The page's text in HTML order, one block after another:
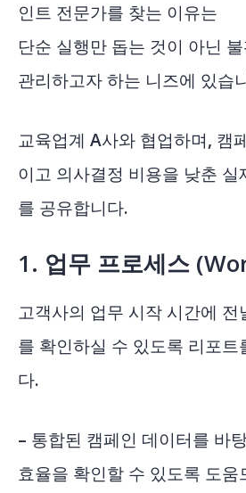
인트 전문가를 찾는 이유는
단순 실행만 돕는 것이 아닌
관리하고자 하는 니즈에 있습
교육업계 A사와 협업하며, 캠
이고 의사결정 비용을 낮춘 실
를 공유합니다.
1. 업무 프로세스
고객사의 업무 시작 시간에
를 확인하실 수 있도록 리포트
다.
– 통합된 캠페인 데이터를 바
효율을 확인할 수 있도록 도움